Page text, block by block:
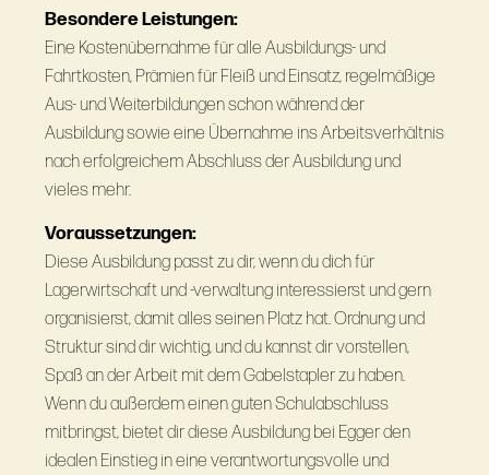
Besondere Leistungen:
Eine Kostenübernahme für alle Ausbildungs- und
Fahrtkosten, Prämien für Fleiß und Einsatz, regelmäßige
Aus- und Weiterbildungen schon während der
Ausbildung sowie eine Übernahme ins Arbeitsverhältnis
nach erfolgreichem Abschluss der Ausbildung und
vieles mehr.
Voraussetzungen:
Diese Ausbildung passt zu dir, wenn du dich für
Lagerwirtschaft und ‑verwaltung interessierst und gern
organisierst, damit alles seinen Platz hat. Ordnung und
Struktur sind dir wichtig, und du kannst dir vorstellen,
Spaß an der Arbeit mit dem Gabelstapler zu haben.
Wenn du außerdem einen guten Schulabschluss
mitbringst, bietet dir diese Ausbildung bei Egger den
idealen Einstieg in eine verantwortungsvolle und